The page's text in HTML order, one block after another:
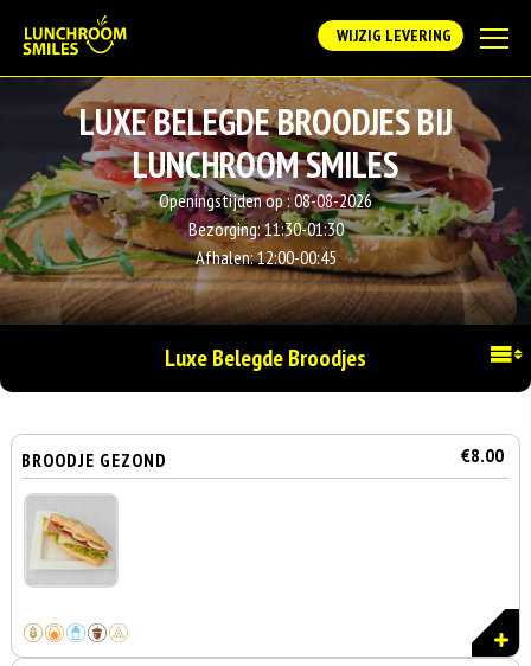
WIJZIG LEVERING
LUXE BELEGDE BROODJES BIJ
LUNCHROOM SMILES
Openingstijden op :08-08-2026
Bezorging:11:30-01:30
Afhalen:12:00-00:45
Luxe Belegde Broodjes
BROODJE GEZOND €8.00